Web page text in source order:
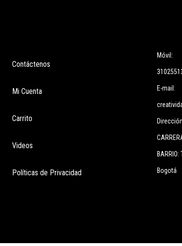
Contáctenos
Mi Cuenta
Carrito
Videos
Políticas de Privacidad
Móvil:
E-mail:
BARRIO:
Bogotá